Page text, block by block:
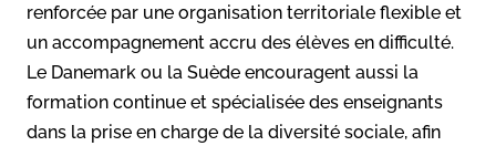
renforcée par une organisation territoriale flexible et
un accompagnement accru des élèves en difficulté.
Le Danemark ou la Suède encouragent aussi la
formation continue et spécialisée des enseignants
dans la prise en charge de la diversité sociale, afin